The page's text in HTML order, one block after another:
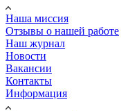
Наша миссия
Отзывы о нашей работе
Наш журнал
Новости
Вакансии
Контакты
Информация